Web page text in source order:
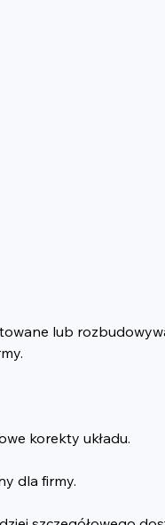
lub
korekty układu.
dla firmy.